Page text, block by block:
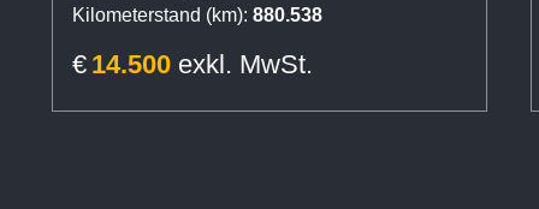
Kilometerstand (km): 880.538
€ 14.500 exkl. MwSt.